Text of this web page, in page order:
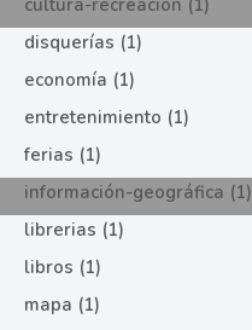
disquerías (1)
economía (1)
entretenimiento (1)
ferias (1)
información-geográfica (1)
librerias (1)
libros (1)
mapa (1)